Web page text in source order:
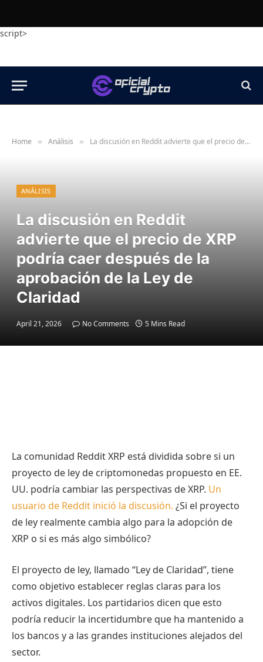
script>
Home » Análisis » La discusión en Reddit advierte que el precio de XRP podría caer después de la aprobación de la Ley de Claridad
ANÁLISIS
La discusión en Reddit
advierte que el precio de XRP
podría caer después de la
aprobación de la Ley de
Claridad
April 21, 2026 No Comments 5 Mins Read
La comunidad Reddit XRP está dividida sobre si un
proyecto de ley de criptomonedas propuesto en EE.
UU. podría cambiar las perspectivas de XRP. Un
usuario de Reddit inició la discusión. ¿Si el proyecto
de ley realmente cambia algo para la adopción de
XRP o si es más algo simbólico?
El proyecto de ley, llamado “Ley de Claridad”, tiene
como objetivo establecer reglas claras para los
activos digitales. Los partidarios dicen que esto
podría reducir la incertidumbre que ha mantenido a
los bancos y a las grandes instituciones alejados del
sector.